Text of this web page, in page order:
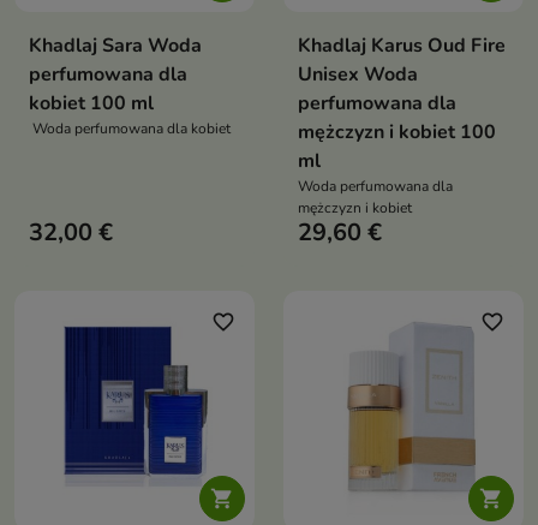
Khadlaj Sara Woda
perfumowana dla
kobiet 100 ml
Woda perfumowana dla kobiet
32,00 €
Khadlaj Karus Oud Fire
Unisex Woda
perfumowana dla
mężczyzn i kobiet 100
ml
Woda perfumowana dla
mężczyzn i kobiet
29,60 €

favorite_border

favorite_border